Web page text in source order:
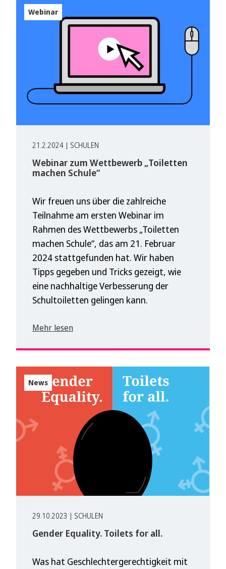
Webinar
21.2.2024 | SCHULEN
Webinar zum Wettbewerb „Toiletten
machen Schule“
Wir freuen uns über die zahlreiche
Teilnahme am ersten Webinar im
Rahmen des Wettbewerbs „Toiletten
machen Schule“, das am 21. Februar
2024 stattgefunden hat. Wir haben
Tipps gegeben und Tricks gezeigt, wie
eine nachhaltige Verbesserung der
Schultoiletten gelingen kann.
Mehr lesen
News
29.10.2023 | SCHULEN
Gender Equality. Toilets for all.
Was hat Geschlechtergerechtigkeit mit